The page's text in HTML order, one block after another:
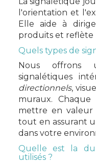
l'orientation et
Elle aide à
produits et reflète
Quels types de
Nous offrons
signalétiques
directionnels,
muraux.
mettre en valeur
tout en assurant
dans votre
Quelle est la
utilisés ?